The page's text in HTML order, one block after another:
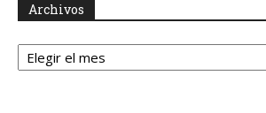
Archivos
Archivos